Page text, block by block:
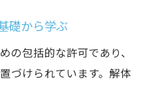
金額の境界線を確認
意すべき法的リスク
されがちなケースの
礎から学ぶ
の包括的な許可であり、
づけられています。解体